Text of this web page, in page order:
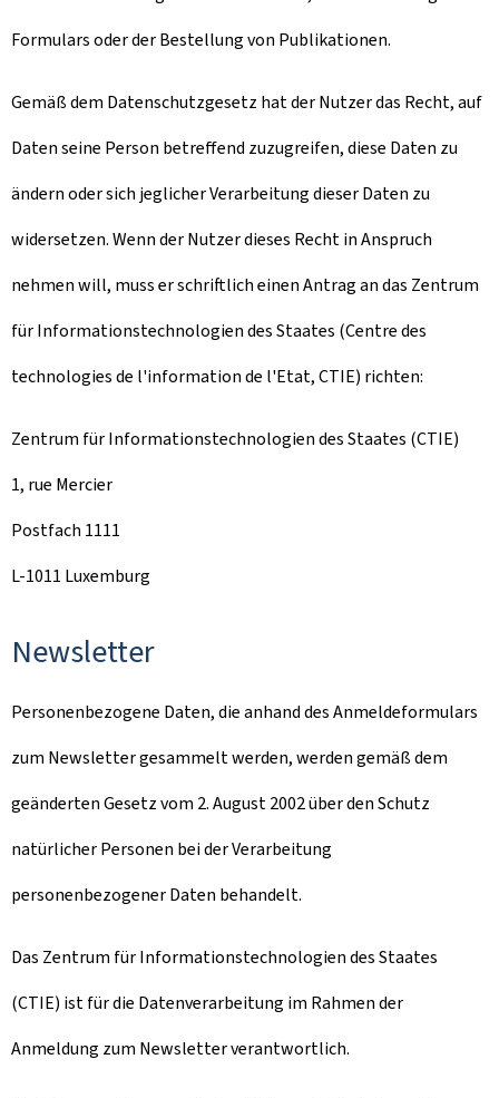
Formulars oder der Bestellung von Publikationen.
Gemäß dem Datenschutzgesetz hat der Nutzer das Recht, auf
Daten seine Person betreffend zuzugreifen, diese Daten zu
ändern oder sich jeglicher Verarbeitung dieser Daten zu
widersetzen. Wenn der Nutzer dieses Recht in Anspruch
nehmen will, muss er schriftlich einen Antrag an das Zentrum
für Informationstechnologien des Staates (Centre des
technologies de l'information de l'Etat, CTIE) richten:
Zentrum für Informationstechnologien des Staates (CTIE)
1, rue Mercier
Postfach 1111
L-1011 Luxemburg
Newsletter
Personenbezogene Daten, die anhand des Anmeldeformulars
zum Newsletter gesammelt werden, werden gemäß dem
geänderten Gesetz vom 2. August 2002 über den Schutz
natürlicher Personen bei der Verarbeitung
personenbezogener Daten behandelt.
Das Zentrum für Informationstechnologien des Staates
(CTIE) ist für die Datenverarbeitung im Rahmen der
Anmeldung zum Newsletter verantwortlich.